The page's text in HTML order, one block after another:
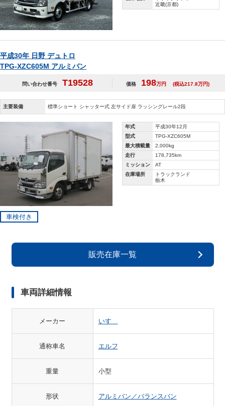
近畿(京都)
平成30年 日野 デュトロ
TPG-XZC605M アルミバン
問い合わせ番号 T19528 価格 198万円 (税込217.8万円)
主要装備 標準ショート シャッター式 左サイド扉 ラッシングレール2段
年式
平成30年12月
型式
TPG-XZC605M
最大積載量
2,000kg
走行
178,735km
ミッション
AT
在庫場所
トラックランド
栃木
車検付き
販売在庫一覧
車両詳細情報
メーカー いすゞ
通称車名 エルフ
重量 小型
形状 アルミバン／バランスバン